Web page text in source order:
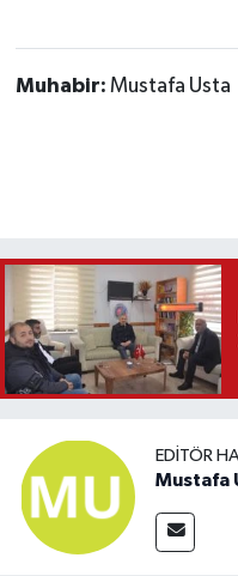
Muhabir: Mustafa Usta
EDITÖR
Mustafa